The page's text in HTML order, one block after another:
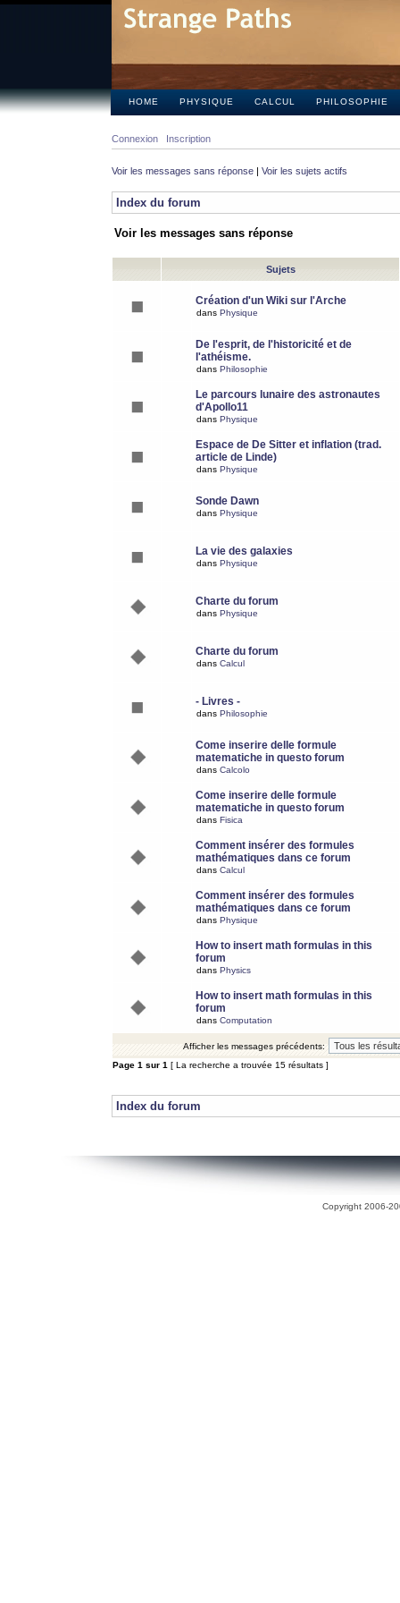
HOME PHYSIQUE CALCUL PHILOSOPHIE
Connexion Inscription
Voir les messages sans réponse | Voir les sujets actifs
Index du forum
Voir les messages sans réponse
Sujets
Création d'un Wiki sur l'Arche
dans Physique
De l'esprit, de l'historicité et de
l'athéisme.
dans Philosophie
Le parcours lunaire des astronautes
d'Apollo11
dans Physique
Espace de De Sitter et inflation (trad.
article de Linde)
dans Physique
Sonde Dawn
dans Physique
La vie des galaxies
dans Physique
Charte du forum
dans Physique
Charte du forum
dans Calcul
- Livres -
dans Philosophie
Come inserire delle formule
matematiche in questo forum
dans Calcolo
Come inserire delle formule
matematiche in questo forum
dans Fisica
Comment insérer des formules
mathématiques dans ce forum
dans Calcul
Comment insérer des formules
mathématiques dans ce forum
dans Physique
How to insert math formulas in this
forum
dans Physics
How to insert math formulas in this
forum
dans Computation
Afficher les messages précédents:
Page 1 sur 1 [ La recherche a trouvée 15 résultats ]
Index du forum
Copyright 2006-